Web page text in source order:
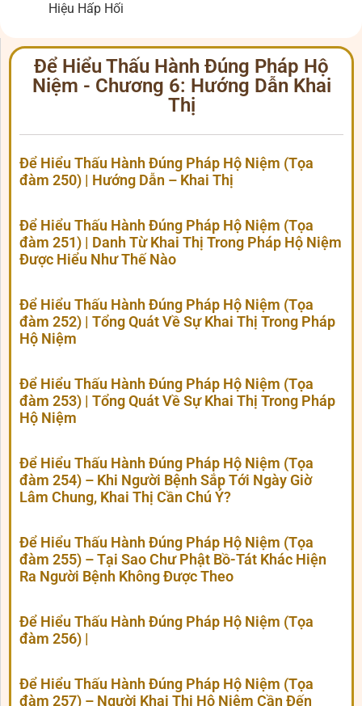
Hiệu Hấp Hối
Để Hiểu Thấu Hành Đúng Pháp Hộ
Niệm - Chương 6: Hướng Dẫn Khai
Thị
Để Hiểu Thấu Hành Đúng Pháp Hộ Niệm (Tọa
đàm 250) | Hướng Dẫn – Khai Thị
Để Hiểu Thấu Hành Đúng Pháp Hộ Niệm (Tọa
đàm 251) | Danh Từ Khai Thị Trong Pháp Hộ Niệm
Được Hiểu Như Thế Nào
Để Hiểu Thấu Hành Đúng Pháp Hộ Niệm (Tọa
đàm 252) | Tổng Quát Về Sự Khai Thị Trong Pháp
Hộ Niệm
Để Hiểu Thấu Hành Đúng Pháp Hộ Niệm (Tọa
đàm 253) | Tổng Quát Về Sự Khai Thị Trong Pháp
Hộ Niệm
Để Hiểu Thấu Hành Đúng Pháp Hộ Niệm (Tọa
đàm 254) – Khi Người Bệnh Sắp Tới Ngày Giờ
Lâm Chung, Khai Thị Cần Chú Ý?
Để Hiểu Thấu Hành Đúng Pháp Hộ Niệm (Tọa
đàm 255) – Tại Sao Chư Phật Bồ-Tát Khác Hiện
Ra Người Bệnh Không Được Theo
Để Hiểu Thấu Hành Đúng Pháp Hộ Niệm (Tọa
đàm 256) |
Để Hiểu Thấu Hành Đúng Pháp Hộ Niệm (Tọa
đàm 257) – Người Khai Thị Hộ Niệm Cần Đến